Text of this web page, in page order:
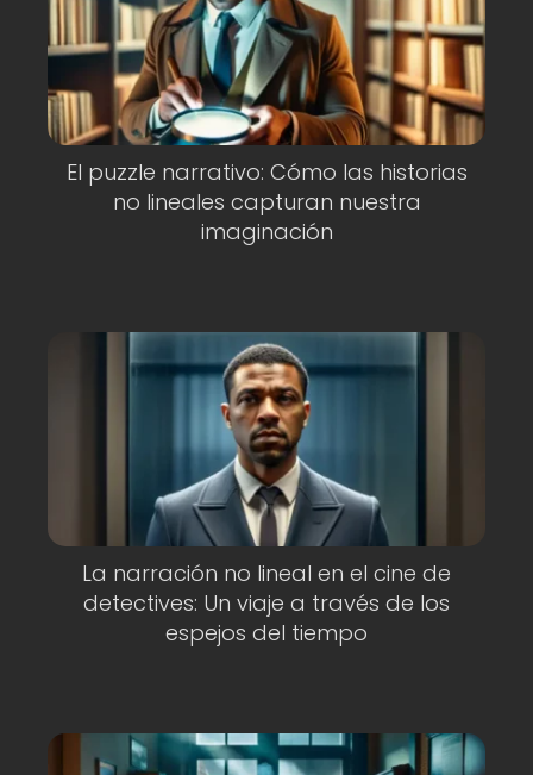
El puzzle narrativo: Cómo las historias
no lineales capturan nuestra
imaginación
La narración no lineal en el cine de
detectives: Un viaje a través de los
espejos del tiempo